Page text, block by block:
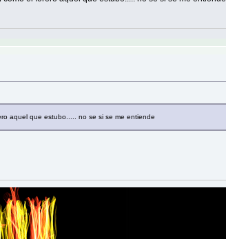
aquel que estubo..... no se si se me entiende